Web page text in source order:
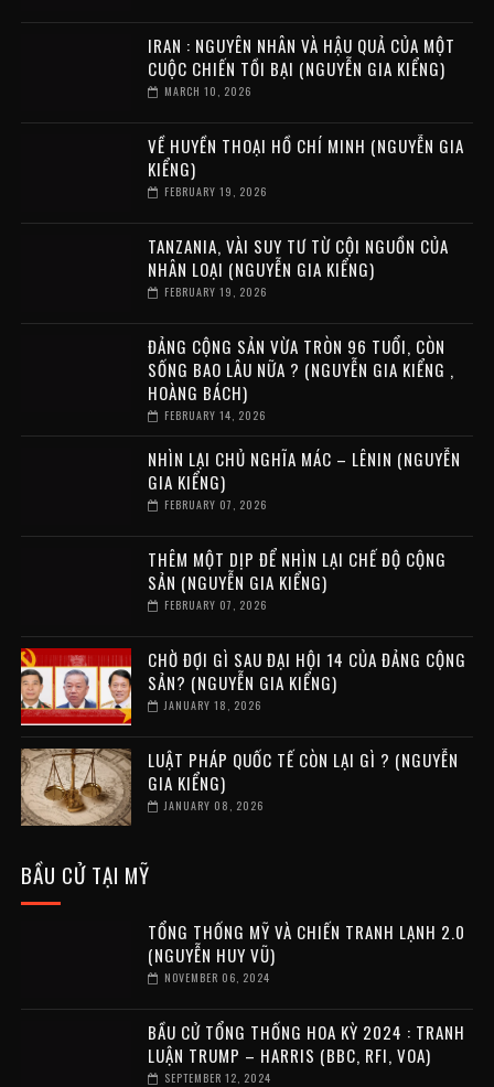
IRAN : NGUYÊN NHÂN VÀ HẬU QUẢ CỦA MỘT
CUỘC CHIẾN TỒI BẠI (NGUYỄN GIA KIỂNG)
MARCH 10, 2026
VỀ HUYỀN THOẠI HỒ CHÍ MINH (NGUYỄN GIA
KIỂNG)
FEBRUARY 19, 2026
TANZANIA, VÀI SUY TƯ TỪ CỘI NGUỒN CỦA
NHÂN LOẠI (NGUYỄN GIA KIỂNG)
FEBRUARY 19, 2026
ĐẢNG CỘNG SẢN VỪA TRÒN 96 TUỔI, CÒN
SỐNG BAO LÂU NỮA ? (NGUYỄN GIA KIỂNG ,
HOÀNG BÁCH)
FEBRUARY 14, 2026
NHÌN LẠI CHỦ NGHĨA MÁC – LÊNIN (NGUYỄN
GIA KIỂNG)
FEBRUARY 07, 2026
THÊM MỘT DỊP ĐỂ NHÌN LẠI CHẾ ĐỘ CỘNG
SẢN (NGUYỄN GIA KIỂNG)
FEBRUARY 07, 2026
CHỜ ĐỢI GÌ SAU ĐẠI HỘI 14 CỦA ĐẢNG CỘNG
SẢN? (NGUYỄN GIA KIỂNG)
JANUARY 18, 2026
LUẬT PHÁP QUỐC TẾ CÒN LẠI GÌ ? (NGUYỄN
GIA KIỂNG)
JANUARY 08, 2026
BẦU CỬ TẠI MỸ
TỔNG THỐNG MỸ VÀ CHIẾN TRANH LẠNH 2.0
(NGUYỄN HUY VŨ)
NOVEMBER 06, 2024
BẦU CỬ TỔNG THỐNG HOA KỲ 2024 : TRANH
LUẬN TRUMP – HARRIS (BBC, RFI, VOA)
SEPTEMBER 12, 2024